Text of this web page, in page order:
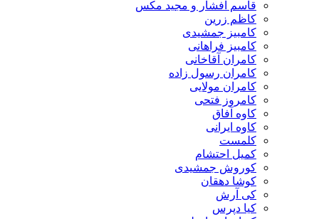
قاسم افشار و مجید مکس
کاظم زرین
کامبیز جمشیدی
کامبیز فراهانی
کامران آقاخانی
کامران رسول زاده
کامران مولایی
کامروز فتحی
کاوه آفاق
کاوه ایرانی
کلمست
کمیل احتشام
کوروش جمشیدی
کوشا دهقان
کی آرش
کیا دپرس